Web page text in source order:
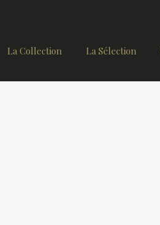
La Collection La Sélection